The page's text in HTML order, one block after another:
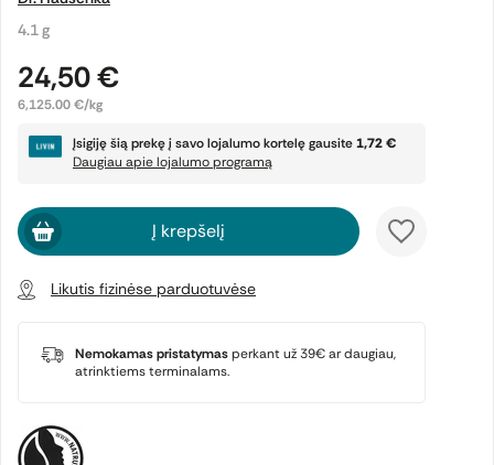
4.1 g
24,50 €
6,125.00 €/kg
Įsigiję šią prekę į savo lojalumo kortelę gausite1,72 €
Daugiau apie lojalumo programą
Į krepšelį
Likutis fizinėse parduotuvėse
Nemokamas pristatymasperkant už 39€ ar daugiau,
atrinktiems terminalams.